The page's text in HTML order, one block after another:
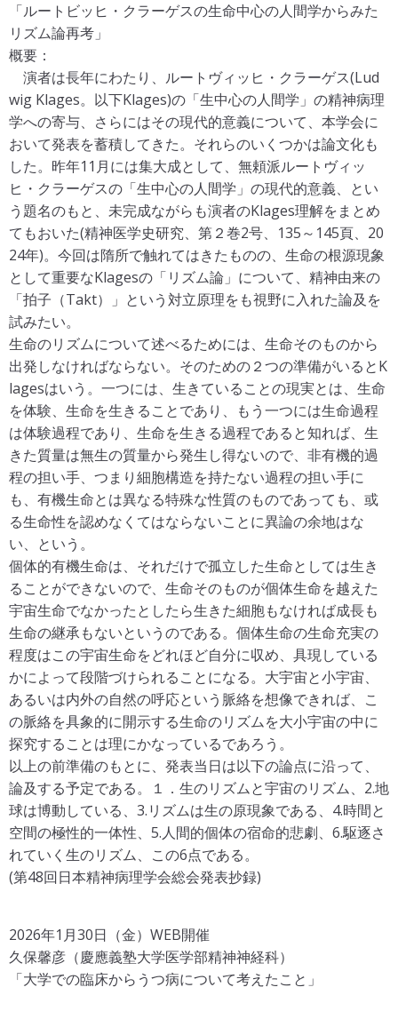
「ルートビッヒ・クラーゲスの生命中心の人間学からみた
リズム論再考」
概要：
演者は長年にわたり、ルートヴィッヒ・クラーゲス(Lud
wig Klages。以下Klages)の「生中心の人間学」の精神病理
学への寄与、さらにはその現代的意義について、本学会に
おいて発表を蓄積してきた。それらのいくつかは論文化も
した。昨年11月には集大成として、無頼派ルートヴィッ
ヒ・クラーゲスの「生中心の人間学」の現代的意義、とい
う題名のもと、未完成ながらも演者のKlages理解をまとめ
てもおいた(精神医学史研究、第２巻2号、135～145頁、20
24年)。今回は隋所で触れてはきたものの、生命の根源現象
として重要なKlagesの「リズム論」について、精神由来の
「拍子（Takt）」という対立原理をも視野に入れた論及を
試みたい。
生命のリズムについて述べるためには、生命そのものから
出発しなければならない。そのための２つの準備がいるとK
lagesはいう。一つには、生きていることの現実とは、生命
を体験、生命を生きることであり、もう一つには生命過程
は体験過程であり、生命を生きる過程であると知れば、生
きた質量は無生の質量から発生し得ないので、非有機的過
程の担い手、つまり細胞構造を持たない過程の担い手に
も、有機生命とは異なる特殊な性質のものであっても、或
る生命性を認めなくてはならないことに異論の余地はな
い、という。
個体的有機生命は、それだけで孤立した生命としては生き
ることができないので、生命そのものが個体生命を越えた
宇宙生命でなかったとしたら生きた細胞もなければ成長も
生命の継承もないというのである。個体生命の生命充実の
程度はこの宇宙生命をどれほど自分に収め、具現している
かによって段階づけられることになる。大宇宙と小宇宙、
あるいは内外の自然の呼応という脈絡を想像できれば、こ
の脈絡を具象的に開示する生命のリズムを大小宇宙の中に
探究することは理にかなっているであろう。
以上の前準備のもとに、発表当日は以下の論点に沿って、
論及する予定である。１．生のリズムと宇宙のリズム、2.地
球は博動している、3.リズムは生の原現象である、4.時間と
空間の極性的一体性、5.人間的個体の宿命的悲劇、6.駆逐さ
れていく生のリズム、この6点である。
(第48回日本精神病理学会総会発表抄録)
2026年1月30日（金）WEB開催
久保馨彦（慶應義塾大学医学部精神神経科）
「大学での臨床からうつ病について考えたこと」